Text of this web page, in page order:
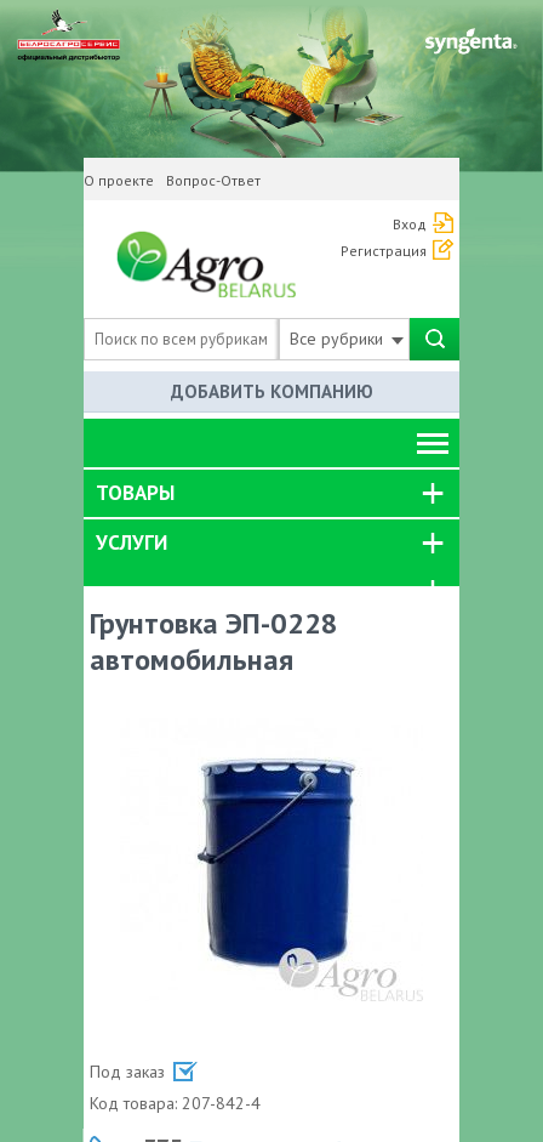
О проекте Вопрос-Ответ
Вход
Регистрация
Все рубрики
ДОБАВИТЬ КОМПАНИЮ
ТОВАРЫ
УСЛУГИ
Грунтовка ЭП-0228
автомобильная
Под заказ
Код товара: 207-842-4